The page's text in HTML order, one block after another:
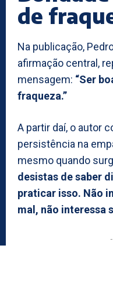
de
Na publicação,
afirmação central,
mensagem: “Ser
fraqueza.”
A partir daí, o autor
persistência na
mesmo quando
desistas de saber
praticar isso. Não
mal, não interessa